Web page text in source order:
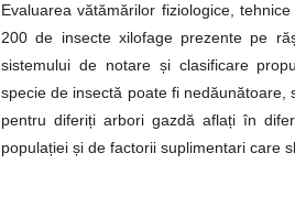
Evaluarea vătămărilor fiziologice,
200 de insecte xilofage prezente pe
sistemului de notare și clasificare
specie de insectă poate fi nedăunătoare,
pentru diferiți arbori gazdă aflați în
populației și de factorii suplimentari care